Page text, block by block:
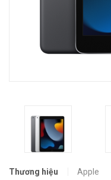
Thương hiệu Apple